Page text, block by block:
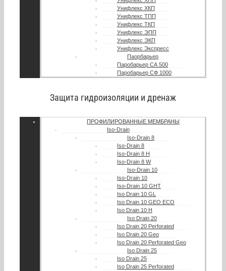
Унифлекс ХКП
Унифлекс ТПП
Унифлекс ТКП
Унифлекс ЭПП
Унифлекс ЭКП
Унифлекс Экспресс
Паорбарьер
Паробарьер СА 500
Паробарьер СФ 1000
Защита гидроизоляции и дренаж
ПРОФИЛИРОВАННЫЕ МЕМБРАНЫ
Iso-Drain
Iso-Drain 8
Iso-Drain 8
Iso-Drain 8 Н
Iso-Drain 8 W
Iso-Drain 10
Iso-Drain 10
Iso-Drain 10 GHT
Iso Drain 10 GL
Iso Drain 10 GEO ECO
Iso Drain 10 H
Iso Drain 20
Iso Drain 20 Perforated
Iso Drain 20 Geo
Iso Drain 20 Perforated Geo
Iso Drain 25
Iso Drain 25
Iso Drain 25 Perforated